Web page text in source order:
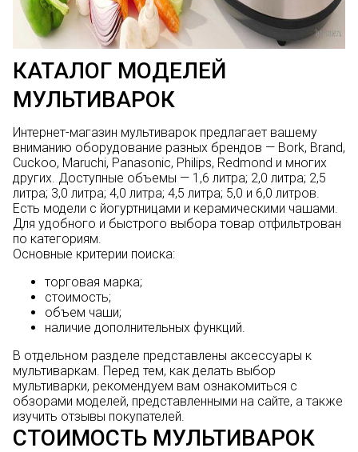
КАТАЛОГ МОДЕЛЕЙ
МУЛЬТИВАРОК
Интернет-магазин мультиварок предлагает вашему
вниманию оборудование разных брендов — Bork, Brand,
Cuckoo, Maruchi, Panasonic, Philips, Redmond и многих
других. Доступные объемы — 1,6 литра; 2,0 литра; 2,5
литра; 3,0 литра; 4,0 литра; 4,5 литра; 5,0 и 6,0 литров.
Есть модели с йогуртницами и керамическими чашами.
Для удобного и быстрого выбора товар отфильтрован
по категориям.
Основные критерии поиска:
торговая марка;
стоимость;
объем чаши;
наличие дополнительных функций.
В отдельном разделе представлены аксессуары к
мультиваркам. Перед тем, как делать выбор
мультиварки, рекомендуем вам ознакомиться с
обзорами моделей, представленными на сайте, а также
изучить отзывы покупателей.
СТОИМОСТЬ МУЛЬТИВАРОК